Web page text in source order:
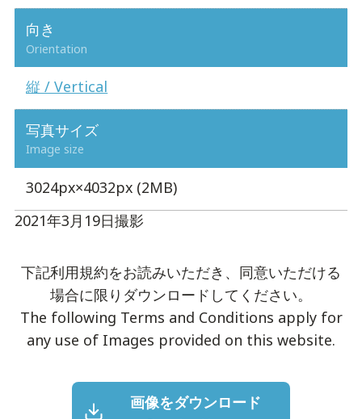
向き
Orientation
縦 / Vertical
写真サイズ
Image size
3024px×4032px (2MB)
2021年3月19日撮影
下記利用規約をお読みいただき、同意いただける
場合に限りダウンロードしてください。
The following Terms and Conditions apply for
any use of Images provided on this website.
画像をダウンロード